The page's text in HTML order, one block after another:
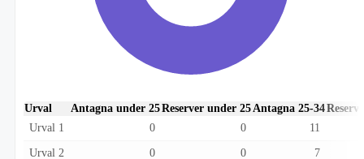
Urval Antagna under 25Reserver under 25Antagna 25-34
Urval 1
0 0 11
Urval 2 0 0 7